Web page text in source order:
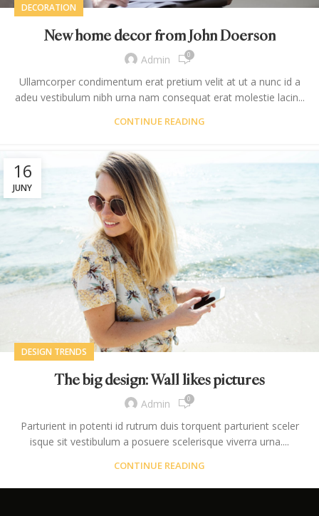
DECORATION
New home decor from John Doerson
Admin 0
Ullamcorper condimentum erat pretium velit at ut a nunc id a
adeu vestibulum nibh urna nam consequat erat molestie lacin...
CONTINUE READING
16
JUNY
DESIGN TRENDS
The big design: Wall likes pictures
Admin 0
Parturient in potenti id rutrum duis torquent parturient sceler
isque sit vestibulum a posuere scelerisque viverra urna....
CONTINUE READING